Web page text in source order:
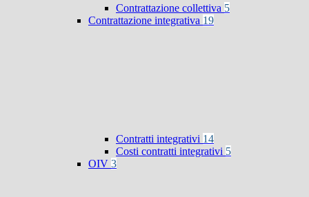
Contrattazione collettiva 5
Contrattazione integrativa 19
Contratti integrativi 14
Costi contratti integrativi 5
OIV 3